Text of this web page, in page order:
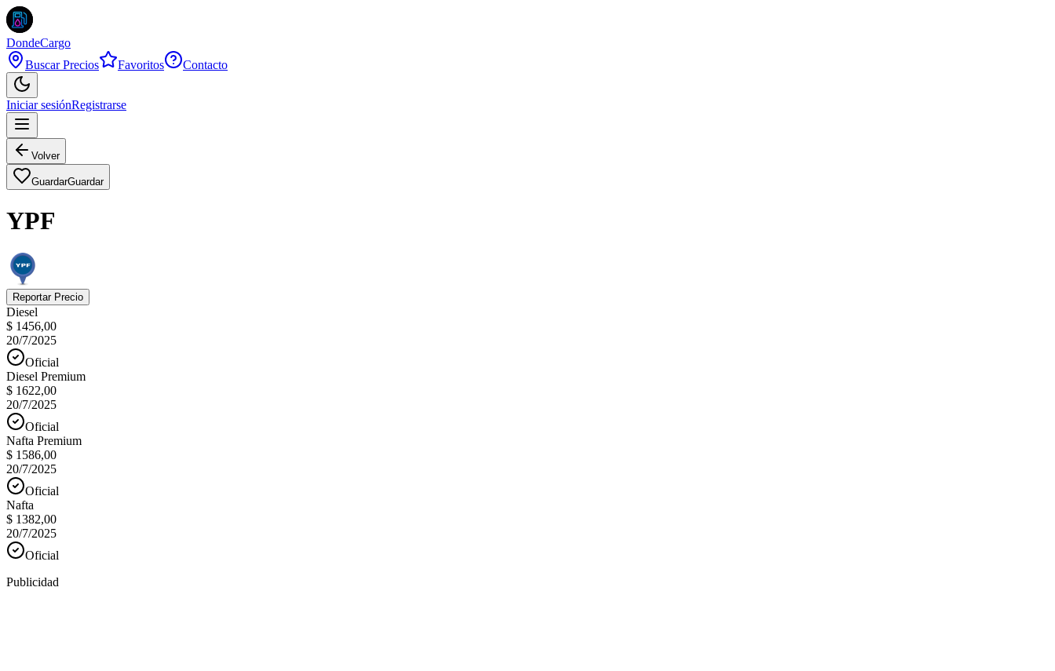
DondeCargo
Buscar Precios
Favoritos Contacto
Iniciar sesiónRegistrarse
Volver
GuardarGuardar
YPF
Reportar Precio
Diesel
$ 1456,00
20/7/2025
Oficial
Diesel Premium
$ 1622,00
20/7/2025
Oficial
Nafta Premium
$ 1586,00
20/7/2025
Oficial
Nafta
$ 1382,00
20/7/2025
Oficial
Publicidad